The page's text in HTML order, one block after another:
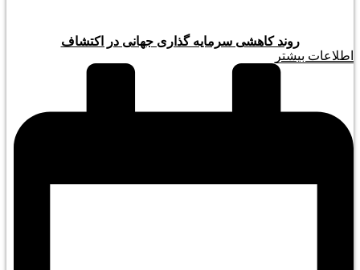
روند کاهشی سرمایه گذاری جهانی در اکتشاف
اطلاعات بیشتر